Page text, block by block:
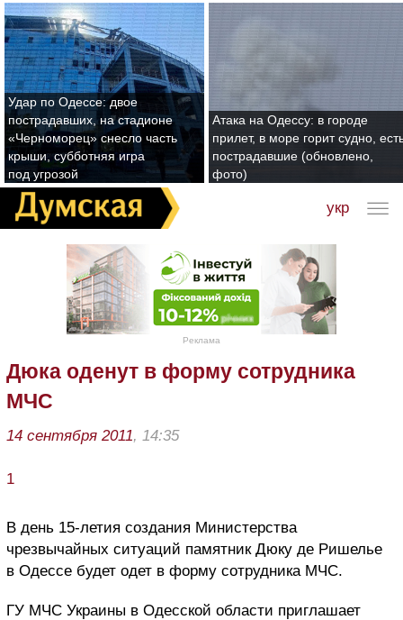
Удар по Одессе: двое
пострадавших, на стадионе
«Черноморец» снесло часть
крыши, субботняя игра
под угрозой
Атака на Одессу: в городе
прилет, в море горит судно,
пострадавшие (обновлено,
фото)
укр
Реклама
Дюка оденут в форму сотрудника
МЧС
14 сентября 2011, 14:35
1
В день 15-летия создания Министерства
чрезвычайных ситуаций памятник Дюку де Ришелье
в Одессе будет одет в форму сотрудника МЧС.
ГУ МЧС Украины в Одесской области приглашает